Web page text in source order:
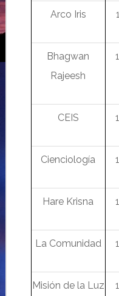
Arco Iris
Bhagwan
Rajeesh
CEIS
Cienciología
Hare Krisna
La Comunidad
Misión de la Luz